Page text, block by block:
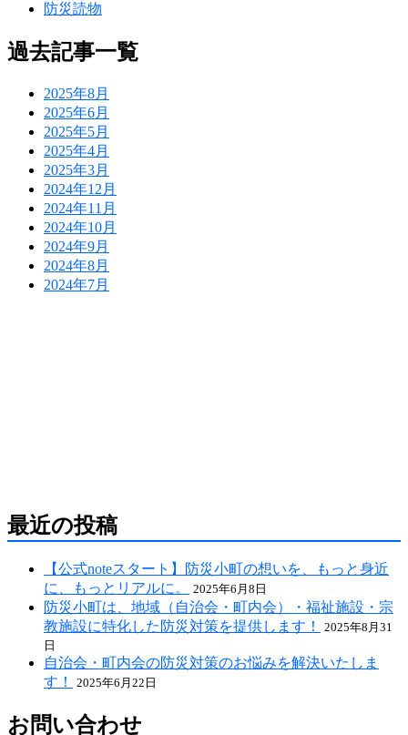
防災読物
過去記事一覧
2025年8月
2025年6月
2025年5月
2025年4月
2025年3月
2024年12月
2024年11月
2024年10月
2024年9月
2024年8月
2024年7月
最近の投稿
【公式noteスタート】防災小町の想いを、もっと身近
に、もっとリアルに。
2025年6月8日
防災小町は、地域（自治会・町内会）・福祉施設・宗
教施設に特化した防災対策を提供します！
2025年8月31
日
自治会・町内会の防災対策のお悩みを解決いたしま
す！
2025年6月22日
お問い合わせ